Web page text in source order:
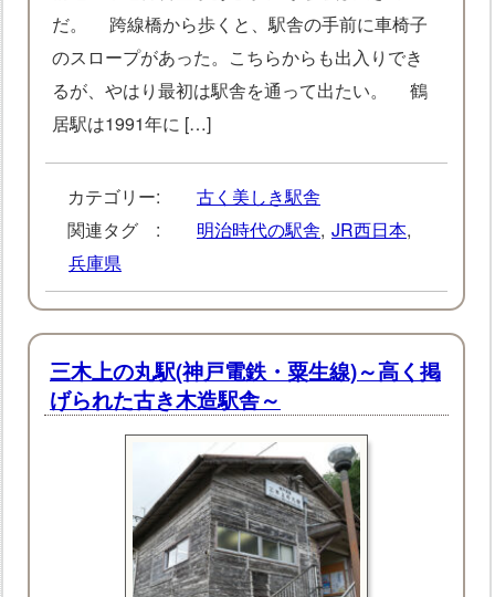
だ。 跨線橋から歩くと、駅舎の手前に車椅子
のスロープがあった。こちらからも出入りでき
るが、やはり最初は駅舎を通って出たい。 鶴
居駅は1991年に […]
カテゴリー:
古く美しき駅舎
関連タグ :
明治時代の駅舎, JR西日本,
兵庫県
三木上の丸駅(神戸電鉄・粟生線)～高く掲
げられた古き木造駅舎～